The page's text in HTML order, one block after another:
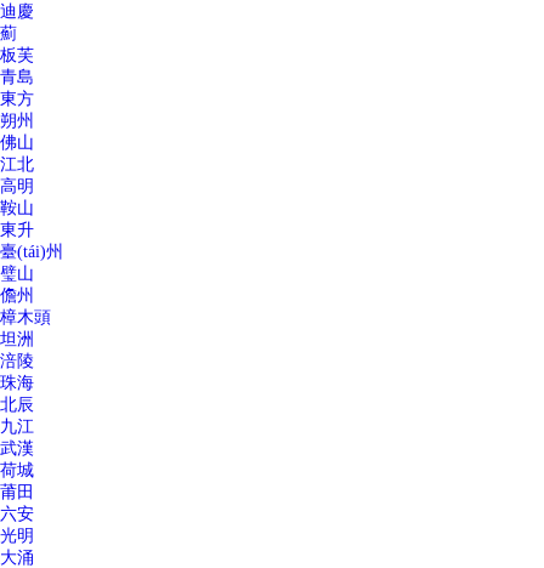
迪慶
薊
板芙
青島
東方
朔州
佛山
江北
高明
鞍山
東升
臺(tái)州
璧山
儋州
樟木頭
坦洲
涪陵
珠海
北辰
九江
武漢
荷城
莆田
六安
光明
大涌